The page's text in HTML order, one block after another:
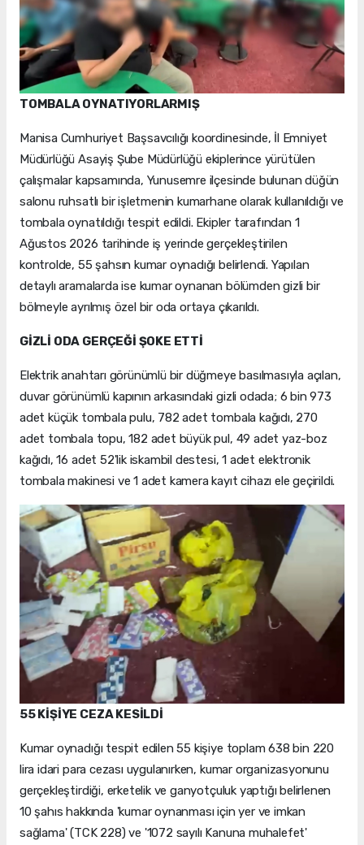
TOMBALA OYNATIYORLARMIŞ
Manisa Cumhuriyet Başsavcılığı koordinesinde, İl Emniyet
Müdürlüğü Asayiş Şube Müdürlüğü ekiplerince yürütülen
çalışmalar kapsamında, Yunusemre ilçesinde bulunan düğün
salonu ruhsatlı bir işletmenin kumarhane olarak kullanıldığı ve
tombala oynatıldığı tespit edildi. Ekipler tarafından 1
Ağustos 2026 tarihinde iş yerinde gerçekleştirilen
kontrolde, 55 şahsın kumar oynadığı belirlendi. Yapılan
detaylı aramalarda ise kumar oynanan bölümden gizli bir
bölmeyle ayrılmış özel bir oda ortaya çıkarıldı.
GİZLİ ODA GERÇEĞİ ŞOKE ETTİ
Elektrik anahtarı görünümlü bir düğmeye basılmasıyla açılan,
duvar görünümlü kapının arkasındaki gizli odada; 6 bin 973
adet küçük tombala pulu, 782 adet tombala kağıdı, 270
adet tombala topu, 182 adet büyük pul, 49 adet yaz-boz
kağıdı, 16 adet 52'lik iskambil destesi, 1 adet elektronik
tombala makinesi ve 1 adet kamera kayıt cihazı ele geçirildi.
55 KİŞİYE CEZA KESİLDİ
Kumar oynadığı tespit edilen 55 kişiye toplam 638 bin 220
lira idari para cezası uygulanırken, kumar organizasyonunu
gerçekleştirdiği, erketelik ve ganyotçuluk yaptığı belirlenen
10 şahıs hakkında 'kumar oynanması için yer ve imkan
sağlama' (TCK 228) ve '1072 sayılı Kanuna muhalefet'